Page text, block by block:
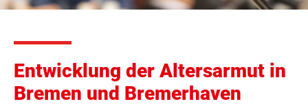
Entwicklung der Altersarmut in
Bremen und Bremerhaven